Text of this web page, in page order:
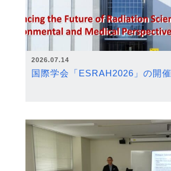
2026.07.14
国際学会「ESRAH2026」の開